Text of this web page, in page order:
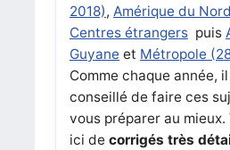
2018), Amérique du
Centres étrangers puis
Guyane et Métropole
Comme chaque année,
conseillé de faire ces
vous préparer au mieux.
ici de corrigés très